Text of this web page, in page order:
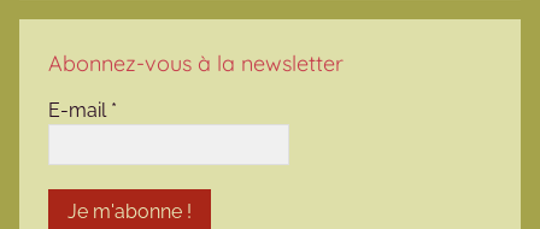
Abonnez-vous à la newsletter
E-mail *